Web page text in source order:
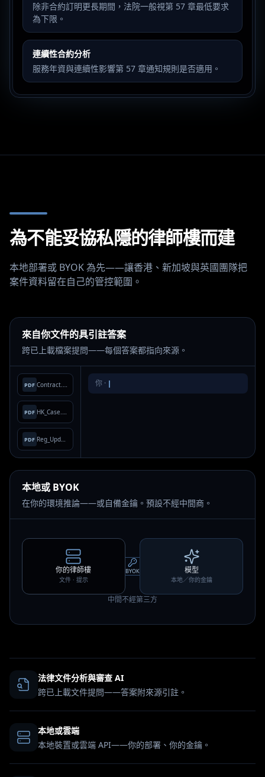
除非合約訂明更長期間，法院一般視第 57 章最低要求
為下限。
連續性合約分析
服務年資與連續性影響第 57 章通知規則是否適用。
為不能妥協私隱的律師樓而建
本地部署或 BYOK 為先——讓香港、新加坡與英國團隊把
案件資料留在自己的管控範圍。
來自你文件的具引註答案
跨已上載檔案提問——每個答案都指向來源。
PDF
PDF
PDF
你 · 第 4.2 條的通知期？
本地或 BYOK
在你的環境推論——或自備金鑰。預設不經中間商。
你的律師樓
文件 · 提示
BYOK 模型
本地／你的金鑰
中間不經第三方
法律文件分析與審查 AI
跨已上載文件提問——答案附來源引註。
本地或雲端
本地裝置或雲端 API——你的部署、你的金鑰。